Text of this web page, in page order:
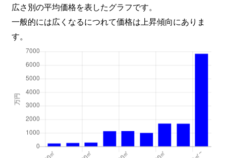
広さ別の平均価格を表したグラフです。
一般的には広くなるにつれて価格は上昇傾向にありま
す。